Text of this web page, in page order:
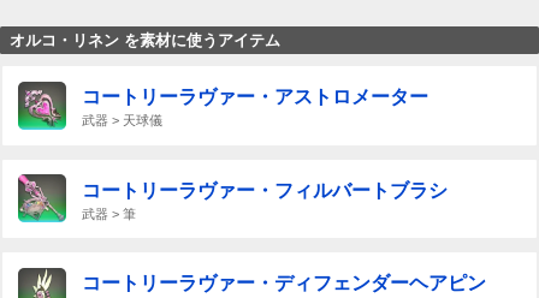
オルコ・リネン を素材に使うアイテム
コートリーラヴァー・アストロメーター
武器 > 天球儀
コートリーラヴァー・フィルバートブラシ
武器 > 筆
コートリーラヴァー・ディフェンダーヘアピン